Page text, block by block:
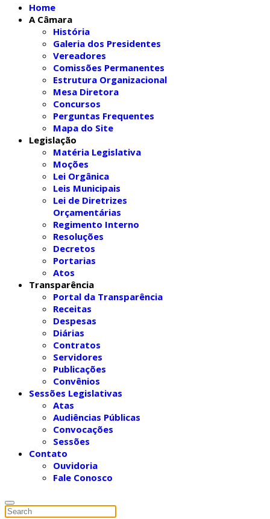
Home
A Câmara
História
Galeria dos Presidentes
Vereadores
Comissões Permanentes
Estrutura Organizacional
Mesa Diretora
Concursos
Perguntas Frequentes
Mapa do Site
Legislação
Matéria Legislativa
Moções
Lei Orgânica
Leis Municipais
Lei de Diretrizes
Orçamentárias
Regimento Interno
Resoluções
Decretos
Portarias
Atos
Transparência
Portal da Transparência
Receitas
Despesas
Diárias
Contratos
Servidores
Publicações
Convênios
Sessões Legislativas
Atas
Audiências Públicas
Convocações
Sessões
Contato
Ouvidoria
Fale Conosco